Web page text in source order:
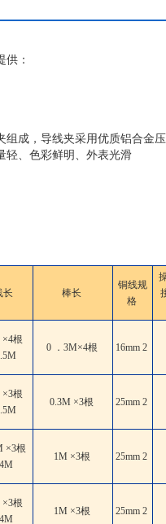
：
组成，导线夹采用优质铝合金
轻、色彩鲜明、外表光滑
长 棒长
铜线规
格
×4根
0 ．3M×4根 16mm 2
×3根
0.3M ×3根 25mm 2
×3根
1M ×3根 25mm 2
×3根
1M ×3根 25mm 2